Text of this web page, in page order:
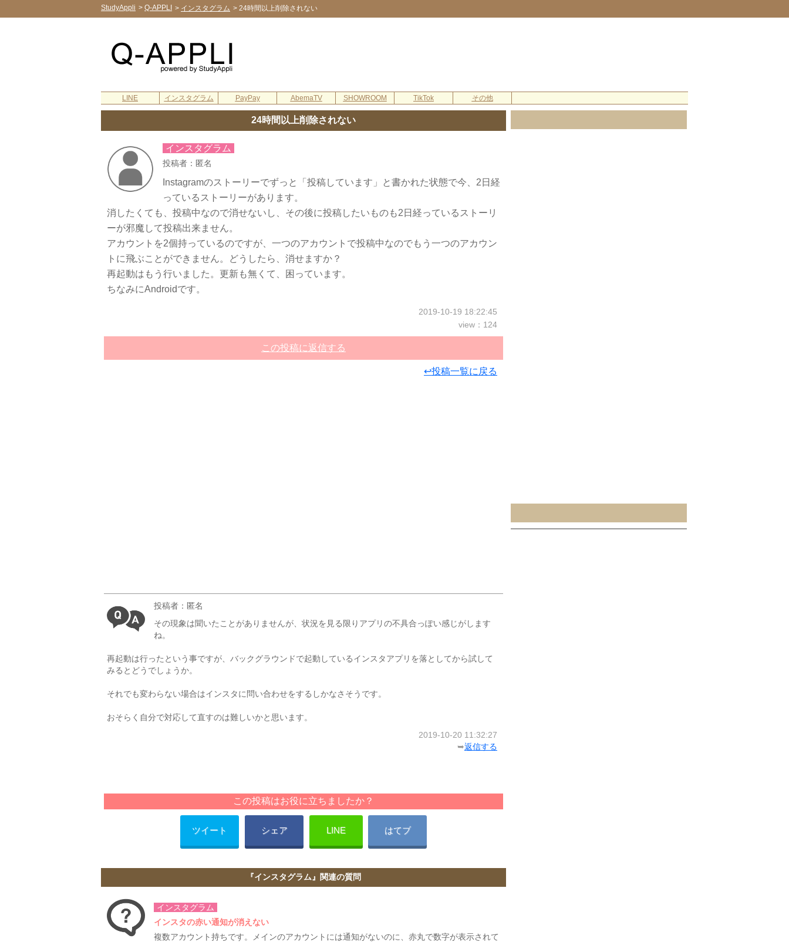
StudyAppli > Q-APPLI > インスタグラム > 24時間以上削除されない
LINE インスタグラム PayPay AbemaTV SHOWROOM TikTok その他
24時間以上削除されない
インスタグラム
投稿者：匿名
Instagramのストーリーでずっと「投稿しています」と書かれた状態で今、2日経
っているストーリーがあります。
消したくても、投稿中なので消せないし、その後に投稿したいものも2日経っているストーリ
ーが邪魔して投稿出来ません。
アカウントを2個持っているのですが、一つのアカウントで投稿中なのでもう一つのアカウン
トに飛ぶことができません。どうしたら、消せますか？
再起動はもう行いました。更新も無くて、困っています。
ちなみにAndroidです。
2019-10-19 18:22:45
view：124
この投稿に返信する
↩投稿一覧に戻る
投稿者：匿名
その現象は聞いたことがありませんが、状況を見る限りアプリの不具合っぽい感じがします
ね。
再起動は行ったという事ですが、バックグラウンドで起動しているインスタアプリを落としてから試して
みるとどうでしょうか。
それでも変わらない場合はインスタに問い合わせをするしかなさそうです。
おそらく自分で対応して直すのは難しいかと思います。
2019-10-20 11:32:27
➥返信する
この投稿はお役に立ちましたか？
ツイート シェア LINE はてブ
『インスタグラム』関連の質問
インスタグラム
インスタの赤い通知が消えない
複数アカウント持ちです。メインのアカウントには通知がないのに、赤丸で数字が表示されて